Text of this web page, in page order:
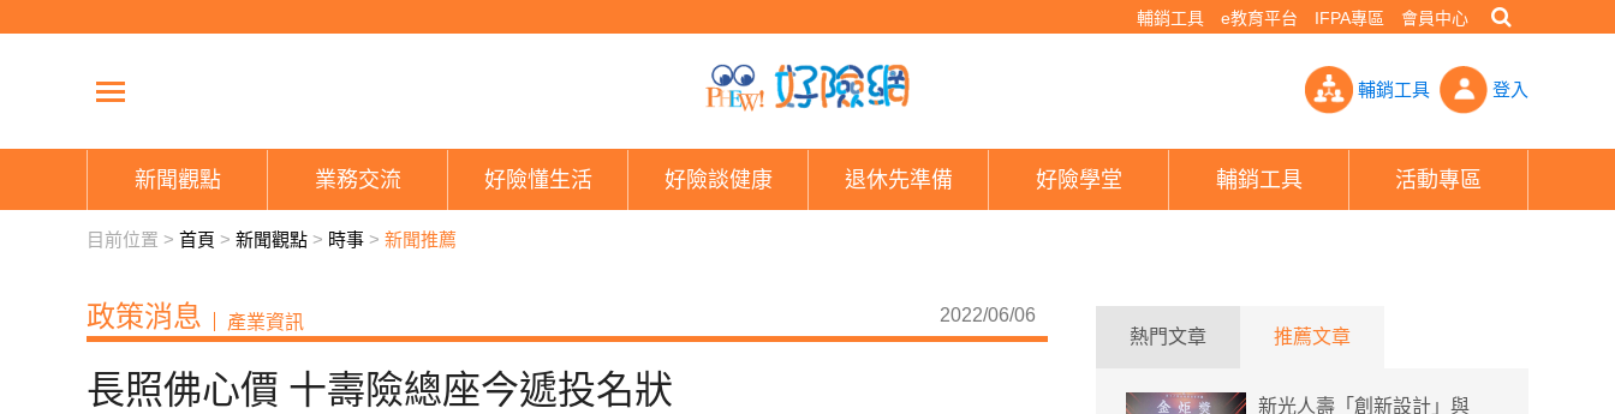
輔銷工具 e教育平台 IFPA專區 會員中心
長照佛心價 十壽險總座今遞投名狀- PHEW!好險網
輔銷工具 登入
新聞觀點 業務交流 好險懂生活 好險談健康 退休先準備 好險學堂 輔銷工具 活動專區
目前位置 > 首頁 > 新聞觀點 > 時事 > 新聞推薦
政策消息 產業資訊 2022/06/06
長照佛心價 十壽險總座今遞投名狀
熱門文章 推薦文章
新光人壽「創新設計」與